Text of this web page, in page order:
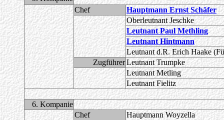
Chef
Hauptmann Ernst Schäfer
Oberleutnant Jeschke
Leutnant Paul Methling
Leutnant Hintmann
Leutnant d.R. Erich Haake
ZugführerLeutnant Trumpke
Leutnant Metling
Leutnant Fielitz
6. Kompanie
Chef
Hauptmann Woyzella